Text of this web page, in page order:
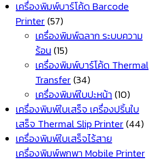
เครื่องพิมพ์บาร์โค้ด Barcode
Printer (57)
เครื่องพิมพ์ฉลาก ระบบความ
ร้อน (15)
เครื่องพิมพ์บาร์โค้ด Thermal
Transfer (34)
เครื่องพิมพ์ใบปะหน้า (10)
เครื่องพิมพ์ใบเสร็จ เครื่องปริ้นใบ
เสร็จ Thermal Slip Printer (44)
เครื่องพิมพ์ใบเสร็จไร้สาย
เครื่องพิมพ์พกพา Mobile Printer